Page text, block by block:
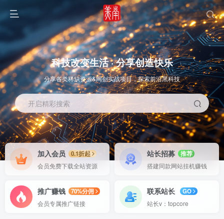
OS教程 SOFT教程
科技改变生活 · 分享创造快乐
分享各类稀缺资源&网创实战项目，探索前沿黑科技
开启精彩搜索
加入会员
0.1折起
会员免费下载全站资源
站长招募
推荐
搭建同款网站挂机赚钱
推广赚钱
70%分佣
会员专属推广链接
联系站长
GO
站长v：topcore